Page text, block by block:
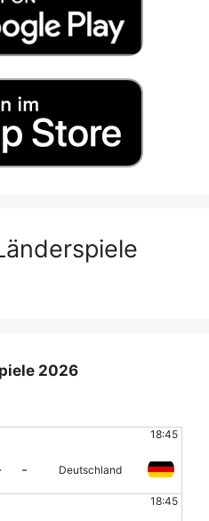
2026
18:45
- Deutschland
18:45